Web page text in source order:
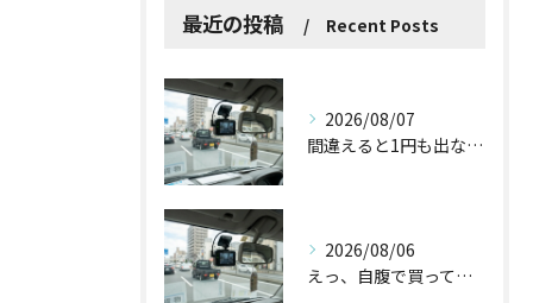
最近の投稿 Recent Posts
2026/08/07
間違えると1円も出ない！？ドラレコ補助金を使う前に知っておくべき3つの注意点
2026/08/06
えっ、自腹で買ってた！ドラレコやバックカメラの導入で国からお金が出るって本当？